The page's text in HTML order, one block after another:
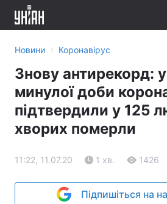
Новини › Коронавірус
Знову антирекорд:
минулої доби
підтвердили у 125
хворих померли
11:22, 11.07.20 1 хв. 1426
Підпишіться на